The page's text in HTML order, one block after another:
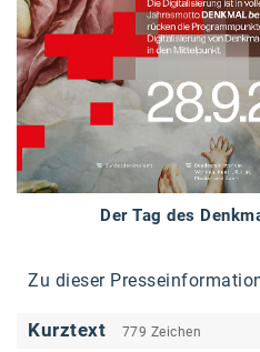
Helvetia Österreich
Interzero
karriere.at
Ketchum GmbH
Kinderwunschzentrum
LWND
Der Tag des
Zu dieser
Kurztext 779 Zeichen